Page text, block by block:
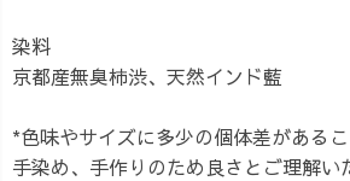
染料
京都産無臭柿渋、天然インド藍
*色味やサイズに多少の個体差がある
手染め、手作りのため良さとご理解い